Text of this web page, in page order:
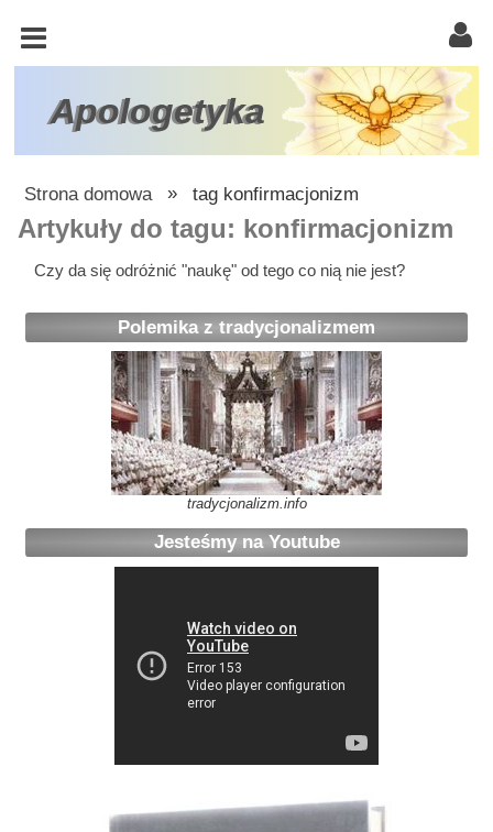
Apologetyka
KOŚCIÓŁ
KATOLICKI
TRÓJCA
ŚWIĘTA
ATEIZM
ŚWIADKOWIE
W
OBRONIE
Strona domowa » tag konfirmacjonizm
Polemika z tradycjonalizmem
tradycjonalizm.info
Jesteśmy na Youtube
Artykuły do tagu: konfirmacjonizm
Czy da się odróżnić "naukę" od tego co nią nie jest?